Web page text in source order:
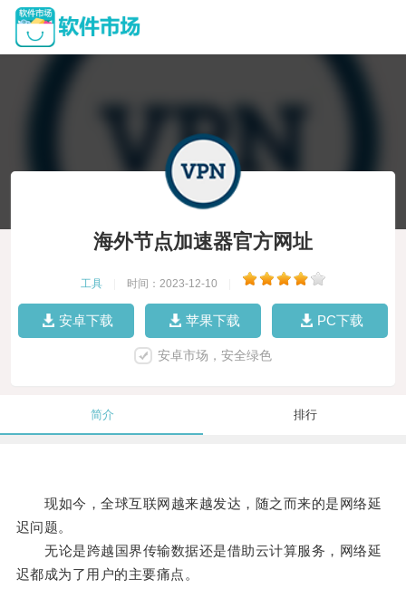
海外节点加速器官方网址
工具 时间：2023-12-10
安卓下载 苹果下载 PC下载
安卓市场，安全绿色
简介 排行
现如今，全球互联网越来越发达，随之而来的是网络延
迟问题。
无论是跨越国界传输数据还是借助云计算服务，网络延
迟都成为了用户的主要痛点。